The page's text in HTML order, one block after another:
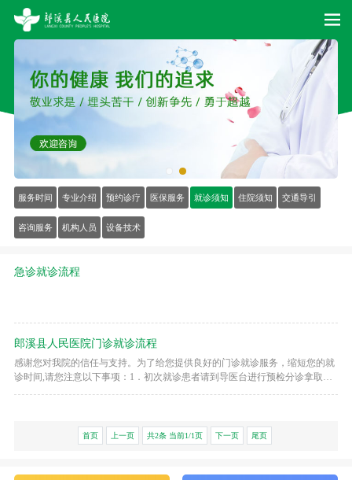
服务时间 专业介绍 预约诊疗 医保服务 就诊须知 住院须知 交通导引
咨询服务 机构人员 设备技术
急诊就诊流程
郎溪县人民医院门诊就诊流程
感谢您对我院的信任与支持。为了给您提供良好的门诊就诊服务，缩短您的就
诊时间,请您注意以下事项：1．初次就诊患者请到导医台进行预检分诊拿取门
首页 上一页 共2条 当前1/1页 下一页 尾页